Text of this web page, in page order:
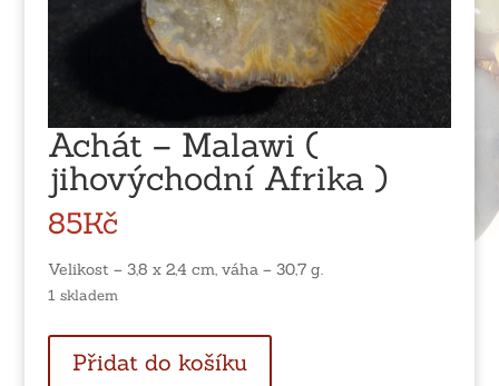
Achát – Malawi (
jihovýchodní Afrika )
85Kč
Velikost – 3,8 x 2,4 cm, váha – 30,7 g.
1 skladem
Přidat do košíku